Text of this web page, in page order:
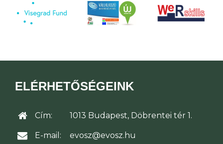
ELÉRHETŐSÉGEINK
Cím: 1013 Budapest, Döbrentei tér 1.
E-mail: evosz@evosz.hu